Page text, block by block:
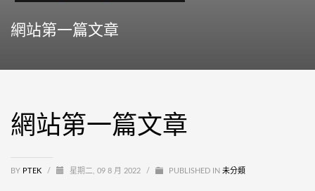
網站第一篇文章
網站第一篇文章
BY PTEK / 星期二, 09 8 月 2022 / PUBLISHED IN 未分類